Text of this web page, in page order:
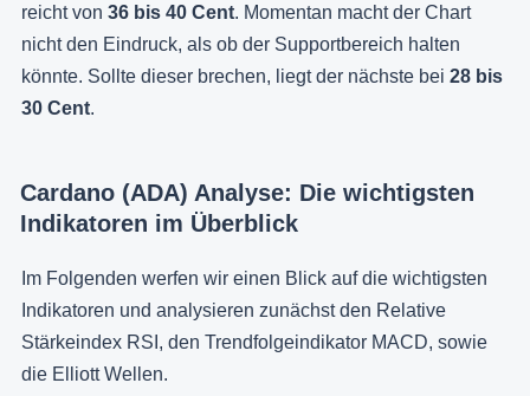
reicht von 36 bis 40 Cent. Momentan macht der Chart
nicht den Eindruck, als ob der Supportbereich halten
könnte. Sollte dieser brechen, liegt der nächste bei 28 bis
30 Cent.
Cardano (ADA) Analyse: Die wichtigsten
Indikatoren im Überblick
Im Folgenden werfen wir einen Blick auf die wichtigsten
Indikatoren und analysieren zunächst den Relative
Stärkeindex RSI, den Trendfolgeindikator MACD, sowie
die Elliott Wellen.